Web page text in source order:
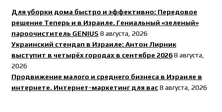
Для уборки дома быстро и эффективно: Передовое
решение Теперь и в Израиле. Гениальный «зеленый»
пароочиститель GENIUS 8 августа, 2026
Украинский стендап в Израиле: Антон Лирник
выступит в четырёх городах в сентябре 2026 8 августа,
2026
Продвижение малого и среднего бизнеса в Израиле в
интернете. Интернет-маркетинг для вас 8 августа, 2026